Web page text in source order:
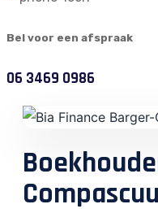
Bel voor een afspraak
06 3469 0986